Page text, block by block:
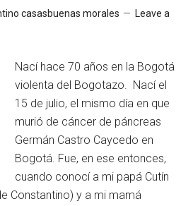
casasbuenas morales
Leave a
Nací hace 70 años en la Bogotá
violenta del Bogotazo. Nací el
15 de julio, el mismo día en que
murió de cáncer de páncreas
Germán Castro Caycedo en
Bogotá. Fue, en ese entonces,
cuando conocí a mi papá Cutín
Constantino) y a mi mamá